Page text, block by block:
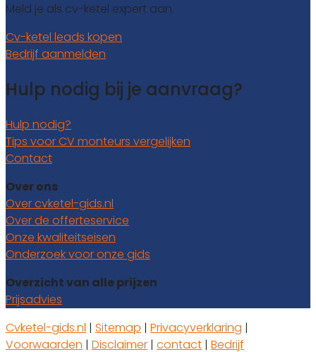
Meld je als cv-ketel expert aan.
Cv-ketel leads kopen
Bedrijf aanmelden
Hulp nodig bij je aanvraag?
Hulp nodig?
Tips voor CV monteurs vergelijken
Contact
Over ons
Over cvketel-gids.nl
Over de offerteservice
Onze kwaliteitseisen
Onderzoek voor onze gids
Overzicht van alle prijzen
Prijsadvies
Cvketel-gids.nl | Sitemap | Privacyverklaring |
Voorwaarden | Disclaimer | contact | Bedrijf